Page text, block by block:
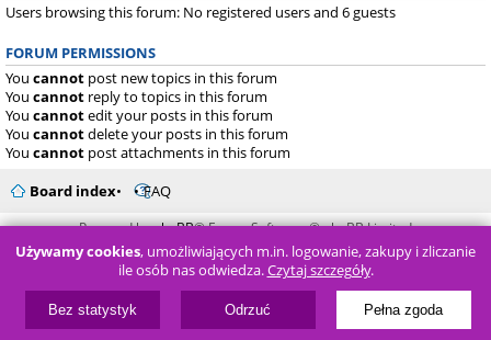
Users browsing this forum: No registered users and 6 guests
FORUM PERMISSIONS
You cannot post new topics in this forum
You cannot reply to topics in this forum
You cannotedit your posts in this forum
You cannotdelete your posts in this forum
You cannot post attachments in this forum
Board index
FAQ
Powered byphpBB® Forum Software © phpBB Limited
Używamy cookies, umożliwiających m.in. logowanie, zakupy i zliczanie
ile osób nas odwiedza.Czytaj szczegóły.
Bez statystyk Odrzuć Pełna zgoda